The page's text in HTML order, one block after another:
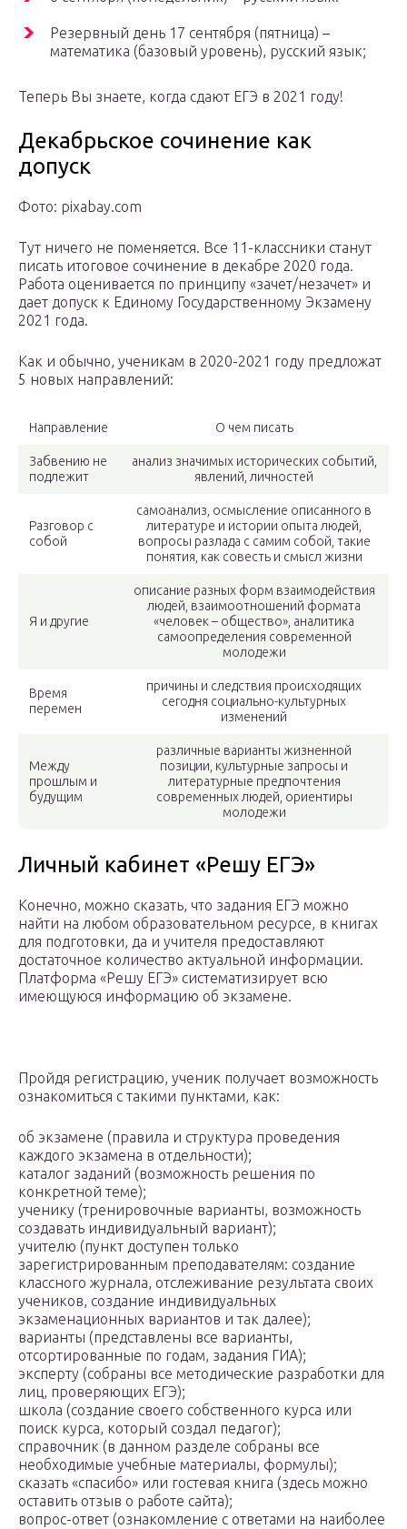
Резервный день 17 сентября (пятница) –
математика (базовый уровень), русский язык;
Теперь Вы знаете, когда сдают ЕГЭ в 2021 году!
Декабрьское сочинение как
допуск
Фото: pixabay.com
Тут ничего не поменяется. Все 11-классники станут
писать итоговое сочинение в декабре 2020 года.
Работа оценивается по принципу «зачет/незачет» и
дает допуск к Единому Государственному Экзамену
2021 года.
Как и обычно, ученикам в 2020-2021 году предложат
5 новых направлений:
Направление О чем писать
Забвению не
подлежит
анализ значимых исторических событий,
явлений, личностей
Разговор с
собой
самоанализ, осмысление описанного в
литературе и истории опыта людей,
вопросы разлада с самим собой, такие
понятия, как совесть и смысл жизни
Я и другие
описание разных форм взаимодействия
людей, взаимоотношений формата
«человек – общество», аналитика
самоопределения современной
молодежи
Время
перемен
причины и следствия происходящих
сегодня социально-культурных
изменений
Между
прошлым и
будущим
различные варианты жизненной
позиции, культурные запросы и
литературные предпочтения
современных людей, ориентиры
молодежи
Личный кабинет «Решу ЕГЭ»
Конечно, можно сказать, что задания ЕГЭ можно
найти на любом образовательном ресурсе, в книгах
для подготовки, да и учителя предоставляют
достаточное количество актуальной информации.
Платформа «Решу ЕГЭ» систематизирует всю
имеющуюся информацию об экзамене.
Пройдя регистрацию, ученик получает возможность
ознакомиться с такими пунктами, как:
об экзамене (правила и структура проведения
каждого экзамена в отдельности);
каталог заданий (возможность решения по
конкретной теме);
ученику (тренировочные варианты, возможность
создавать индивидуальный вариант);
учителю (пункт доступен только
зарегистрированным преподавателям: создание
классного журнала, отслеживание результата своих
учеников, создание индивидуальных
экзаменационных вариантов и так далее);
варианты (представлены все варианты,
отсортированные по годам, задания ГИА);
эксперту (собраны все методические разработки для
лиц, проверяющих ЕГЭ);
школа (создание своего собственного курса или
поиск курса, который создал педагог);
справочник (в данном разделе собраны все
необходимые учебные материалы, формулы);
сказать «спасибо» или гостевая книга (здесь можно
оставить отзыв о работе сайта);
вопрос-ответ (ознакомление с ответами на наиболее